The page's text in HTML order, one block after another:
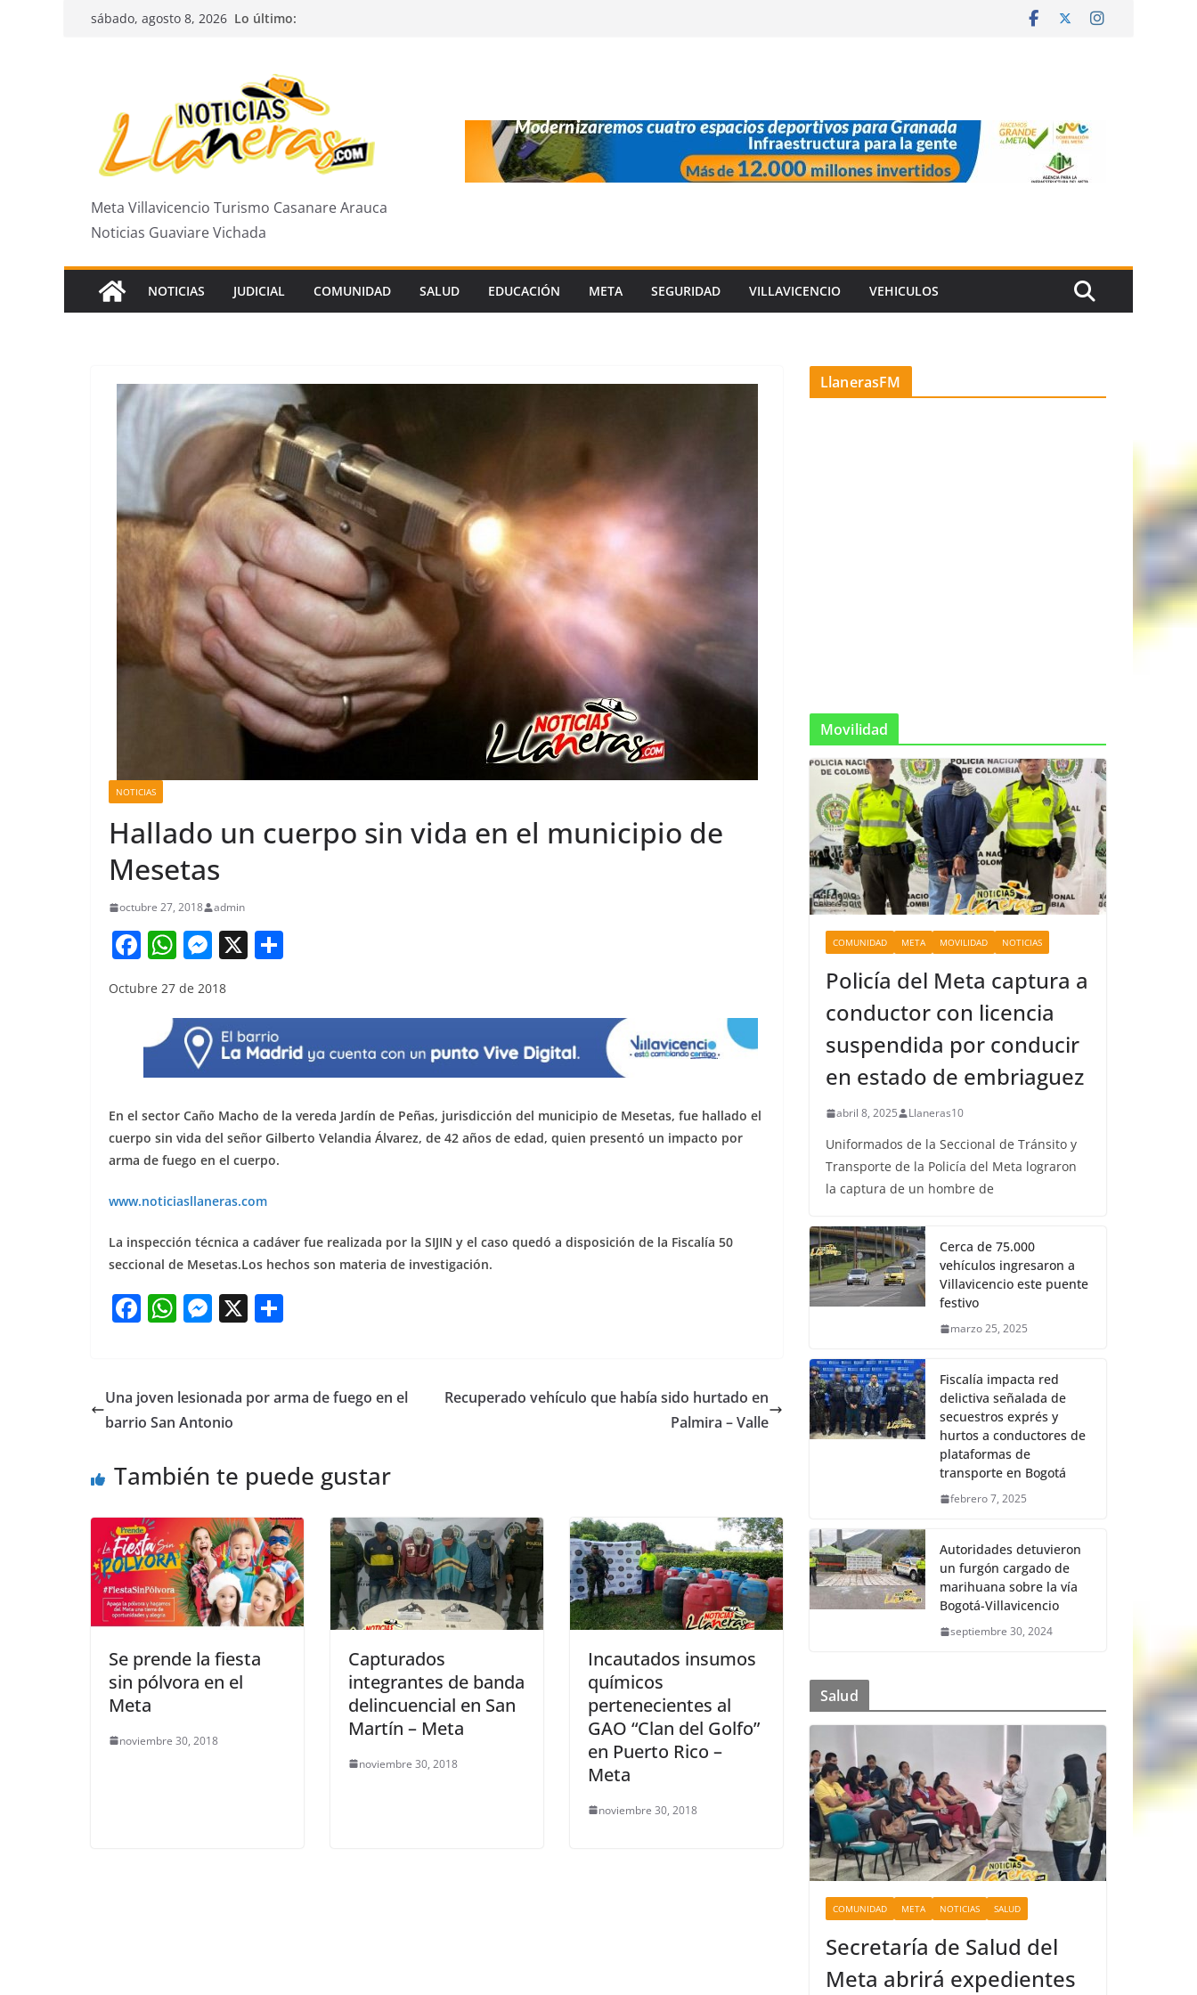
Saltarsábado, agosto 8, 2026 Lo último:
Meta Villavicencio Turismo Casanare Arauca
Noticias Guaviare Vichada
NOTICIAS JUDICIAL COMUNIDAD SALUD EDUCACIÓN META SEGURIDAD VILLAVICENCIO VEHICULOS
NOTICIAS
Hallado un cuerpo sin vida en el municipio de
Mesetas
octubre 27, 2018 admin
F
c
b
o
o
k
W
h
at
s
A
p
p
M
ss
e
n
g
er
X
e
Octubre 27 de 2018
En el sector Caño Macho de la vereda Jardín de Peñas, jurisdicción del municipio de Mesetas, fue hallado el
cuerpo sin vida del señor Gilberto Velandia Álvarez, de 42 años de edad, quien presentó un impacto por
arma de fuego en el cuerpo.
www.noticiasllaneras.com
La inspección técnica a cadáver fue realizada por la SIJIN y el caso quedó a disposición de la Fiscalía 50
seccional de Mesetas.Los hechos son materia de investigación.
F
e
b
o
k
W
s
A
p
M
e
n
er
X
e
Una joven lesionada por arma de fuego en el
barrio San Antonio
Recuperado vehículo que había sido hurtado en
Palmira – Valle
También te puede gustar
Se prende la fiesta
sin pólvora en el
Meta
noviembre 30, 2018
Capturados
integrantes de banda
delincuencial en San
Martín – Meta
noviembre 30, 2018
Incautados insumos
químicos
pertenecientes al
GAO “Clan del Golfo”
en Puerto Rico –
Meta
noviembre 30, 2018
LlanerasFM
Movilidad
COMUNIDAD META MOVILIDAD NOTICIAS
Policía del Meta captura a
conductor con licencia
suspendida por conducir
en estado de embriaguez
abril 8, 2025 Llaneras10
Uniformados de la Seccional de Tránsito y
Transporte de la Policía del Meta lograron
la captura de un hombre de
Cerca de 75.000
vehículos ingresaron a
Villavicencio este puente
festivo
marzo 25, 2025
Fiscalía impacta red
delictiva señalada de
secuestros exprés y
hurtos a conductores de
plataformas de
transporte en Bogotá
febrero 7, 2025
Autoridades detuvieron
un furgón cargado de
marihuana sobre la vía
Bogotá-Villavicencio
septiembre 30, 2024
Salud
COMUNIDAD META NOTICIAS SALUD
Secretaría de Salud del
Meta abrirá expedientes